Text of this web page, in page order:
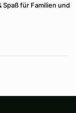
für Familien und